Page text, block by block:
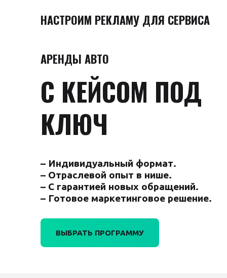
НАСТРОИМ РЕКЛАМУ ДЛЯ СЕРВИСА
АРЕНДЫ АВТО
С КЕЙСОМ ПОД
КЛЮЧ
– Индивидуальный формат.
– Отраслевой опыт в нише.
– С гарантией новых обращений.
– Готовое маркетинговое решение.
ВЫБРАТЬ ПРОГРАММУ